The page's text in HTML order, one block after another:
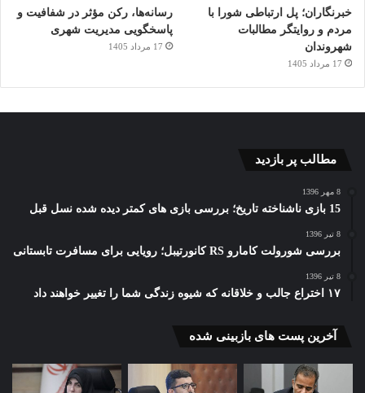
خبرنگاران؛ پل ارتباطی شورا با
مردم و روایتگر مطالبات
شهروندان
17 مرداد 1405
رسانه‌ها، رکن مؤثر در شفافیت و
پاسخگویی مدیریت شهری
17 مرداد 1405
مطالب پر بازدید
8 مهر 1396
15 بازی ناشناخته تاریخ؛ بررسی بازی های کمتر دیده شده نسل قبل
8 تیر 1396
بررسی شورولت کامارو RS کانورتیبل؛ رویایی برای مسافرت تابستانی
8 تیر 1396
۱۷ اختراع جالب و خلاقانه که شیوه زندگی شما را تغییر خواهند داد
آخرین پست های بازبینی شده